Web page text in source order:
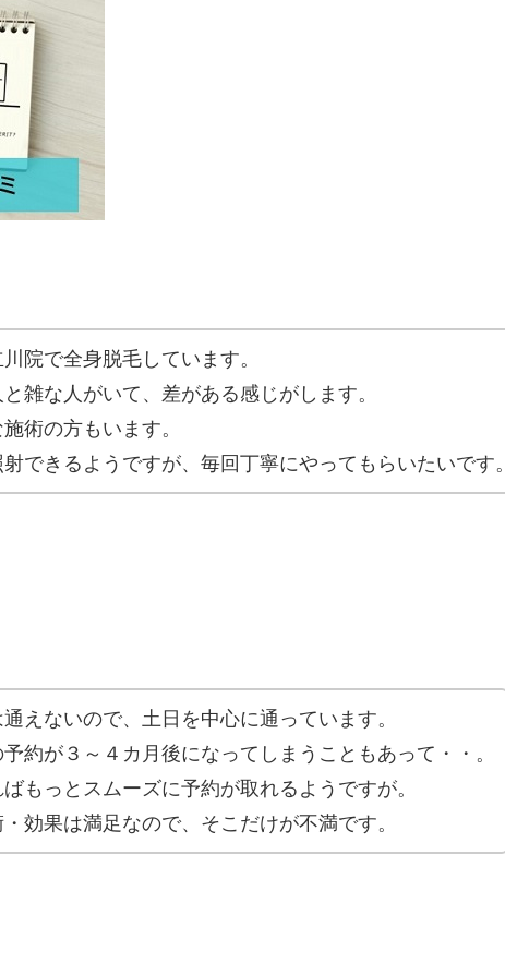
院で全身脱毛しています。
雑な人がいて、差がある感じがします。
術の方もいます。
できるようですが、毎回丁寧にやってもらいたいです。
えないので、土日を中心に通っています。
約が３～４カ月後になってしまうこともあって・・。
もっとスムーズに予約が取れるようですが。
効果は満足なので、そこだけが不満です。